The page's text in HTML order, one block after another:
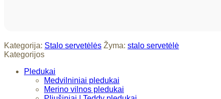
Kategorija: Stalo servetėlės Žyma: stalo servetėlė
Kategorijos
Pledukai
Medvilniniai pledukai
Merino vilnos pledukai